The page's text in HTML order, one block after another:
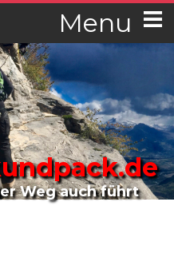
Menu
Weg auch führt